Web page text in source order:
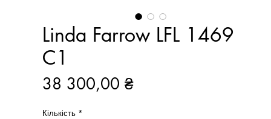
Linda Farrow LFL 1469
C1
38 300,00 ₴Ціна
Кількість *